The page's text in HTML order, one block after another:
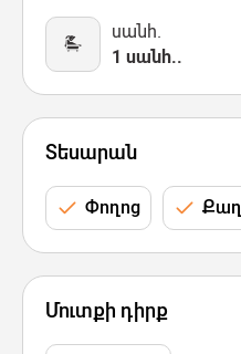
սանհ.
1 սանհ..
Տեսարան
Փողոց
Մուտքի դիրք